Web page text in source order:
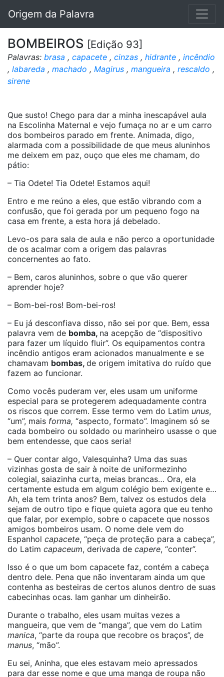
Origem da Palavra
BOMBEIROS [Edição 93]
Palavras: brasa , capacete , cinzas , hidrante , incêndio
, labareda , machado , Magirus , mangueira , rescaldo ,
sirene
Que susto! Chego para dar a minha inescapável aula
na Escolinha Maternal e vejo fumaça no ar e um carro
dos bombeiros parado em frente. Animada, digo,
alarmada com a possibilidade de que meus aluninhos
me deixem em paz, ouço que eles me chamam, do
pátio:
– Tia Odete! Tia Odete! Estamos aqui!
Entro e me reúno a eles, que estão vibrando com a
confusão, que foi gerada por um pequeno fogo na
casa em frente, a esta hora já debelado.
Levo-os para sala de aula e não perco a oportunidade
de os acalmar com a origem das palavras
concernentes ao fato.
– Bem, caros aluninhos, sobre o que vão querer
aprender hoje?
– Bom-bei-ros! Bom-bei-ros!
– Eu já desconfiava disso, não sei por que. Bem, essa
palavra vem de bomba, na acepção de “dispositivo
para fazer um líquido fluir”. Os equipamentos contra
incêndio antigos eram acionados manualmente e se
chamavam bombas, de origem imitativa do ruído que
fazem ao funcionar.
Como vocês puderam ver, eles usam um uniforme
especial para se protegerem adequadamente contra
os riscos que correm. Esse termo vem do Latim unus,
“um”, mais forma, “aspecto, formato”. Imaginem só se
cada bombeiro ou soldado ou marinheiro usasse o que
bem entendesse, que caos seria!
– Quer contar algo, Valesquinha? Uma das suas
vizinhas gosta de sair à noite de uniformezinho
colegial, saiazinha curta, meias brancas… Ora, ela
certamente estuda em algum colégio bem exigente e…
Ah, ela tem trinta anos? Bem, talvez os estudos dela
sejam de outro tipo e fique quieta agora que eu tenho
que falar, por exemplo, sobre o capacete que nossos
amigos bombeiros usam. O nome dele vem do
Espanhol capacete, “peça de proteção para a cabeça”,
do Latim capaceum, derivada de capere, “conter”.
Isso é o que um bom capacete faz, contém a cabeça
dentro dele. Pena que não inventaram ainda um que
contenha as besteiras de certos alunos dentro de suas
cabecinhas ocas. Iam ganhar um dinheirão.
Durante o trabalho, eles usam muitas vezes a
mangueira, que vem de “manga”, que vem do Latim
manica, “parte da roupa que recobre os braços”, de
manus, “mão”.
Eu sei, Aninha, que eles estavam meio apressados
para dar esse nome e que uma manga de roupa não